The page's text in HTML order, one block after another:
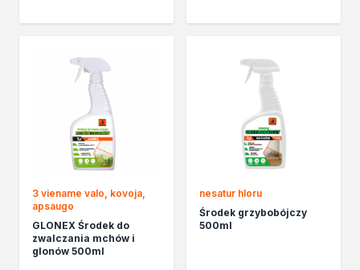
Paliwa specjalistyczne
Produkty według zadania
Klejenie i uszczelnianie
Kleje montażowe
Kleje naprawcze
Kleje specjalistyczne
Kleje do podłóg
Kleje w sprayu
Akryle
Silikony
3 viename valo, kovoja,
apsaugo
GLONEX Środek do
zwalczania mchów i
glonów 500ml
nesatur hloru
Środek grzybobójczy
500ml